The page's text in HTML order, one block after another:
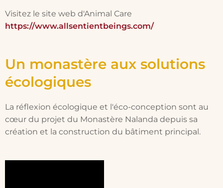
Visitez le site web d'Animal Care
https://www.allsentientbeings.com/
Un monastère aux solutions
écologiques
La réflexion écologique et l'éco-conception sont au
cœur du projet du Monastère Nalanda depuis sa
création et la construction du bâtiment principal.